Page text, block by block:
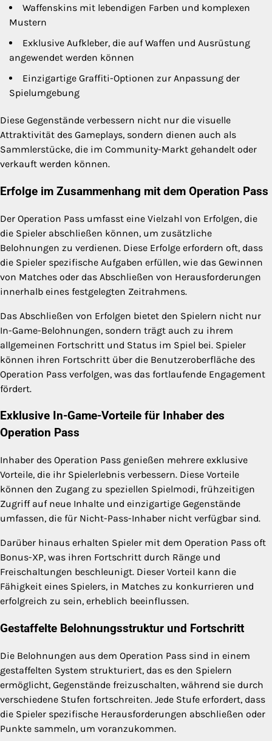
Waffenskins mit lebendigen Farben und komplexen
Mustern
Exklusive Aufkleber, die auf Waffen und Ausrüstung
angewendet werden können
Einzigartige Graffiti-Optionen zur Anpassung der
Spielumgebung
Diese Gegenstände verbessern nicht nur die visuelle
Attraktivität des Gameplays, sondern dienen auch als
Sammlerstücke, die im Community-Markt gehandelt oder
verkauft werden können.
Erfolge im Zusammenhang mit dem Operation Pass
Der Operation Pass umfasst eine Vielzahl von Erfolgen, die
die Spieler abschließen können, um zusätzliche
Belohnungen zu verdienen. Diese Erfolge erfordern oft, dass
die Spieler spezifische Aufgaben erfüllen, wie das Gewinnen
von Matches oder das Abschließen von Herausforderungen
innerhalb eines festgelegten Zeitrahmens.
Das Abschließen von Erfolgen bietet den Spielern nicht nur
In-Game-Belohnungen, sondern trägt auch zu ihrem
allgemeinen Fortschritt und Status im Spiel bei. Spieler
können ihren Fortschritt über die Benutzeroberfläche des
Operation Pass verfolgen, was das fortlaufende Engagement
fördert.
Exklusive In-Game-Vorteile für Inhaber des
Operation Pass
Inhaber des Operation Pass genießen mehrere exklusive
Vorteile, die ihr Spielerlebnis verbessern. Diese Vorteile
können den Zugang zu speziellen Spielmodi, frühzeitigen
Zugriff auf neue Inhalte und einzigartige Gegenstände
umfassen, die für Nicht-Pass-Inhaber nicht verfügbar sind.
Darüber hinaus erhalten Spieler mit dem Operation Pass oft
Bonus-XP, was ihren Fortschritt durch Ränge und
Freischaltungen beschleunigt. Dieser Vorteil kann die
Fähigkeit eines Spielers, in Matches zu konkurrieren und
erfolgreich zu sein, erheblich beeinflussen.
Gestaffelte Belohnungsstruktur und Fortschritt
Die Belohnungen aus dem Operation Pass sind in einem
gestaffelten System strukturiert, das es den Spielern
ermöglicht, Gegenstände freizuschalten, während sie durch
verschiedene Stufen fortschreiten. Jede Stufe erfordert, dass
die Spieler spezifische Herausforderungen abschließen oder
Punkte sammeln, um voranzukommen.